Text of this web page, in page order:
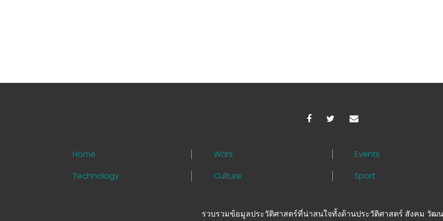
Home Wars Events
Technology
Culture Sport
รวบรวมข้อมูลประวัติศาสตร์ที่น่าสนใจทั้งด้านประวัติศาสตร์ สังคม วัฒ